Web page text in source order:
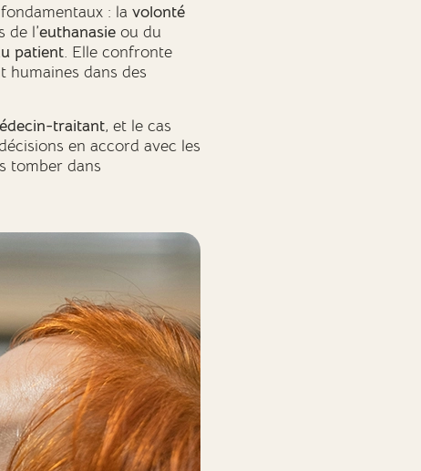
: la volonté
de l’euthanasie ou du
patient. Elle confronte
humaines dans des
traitant, et le cas
en accord avec les
tomber dans